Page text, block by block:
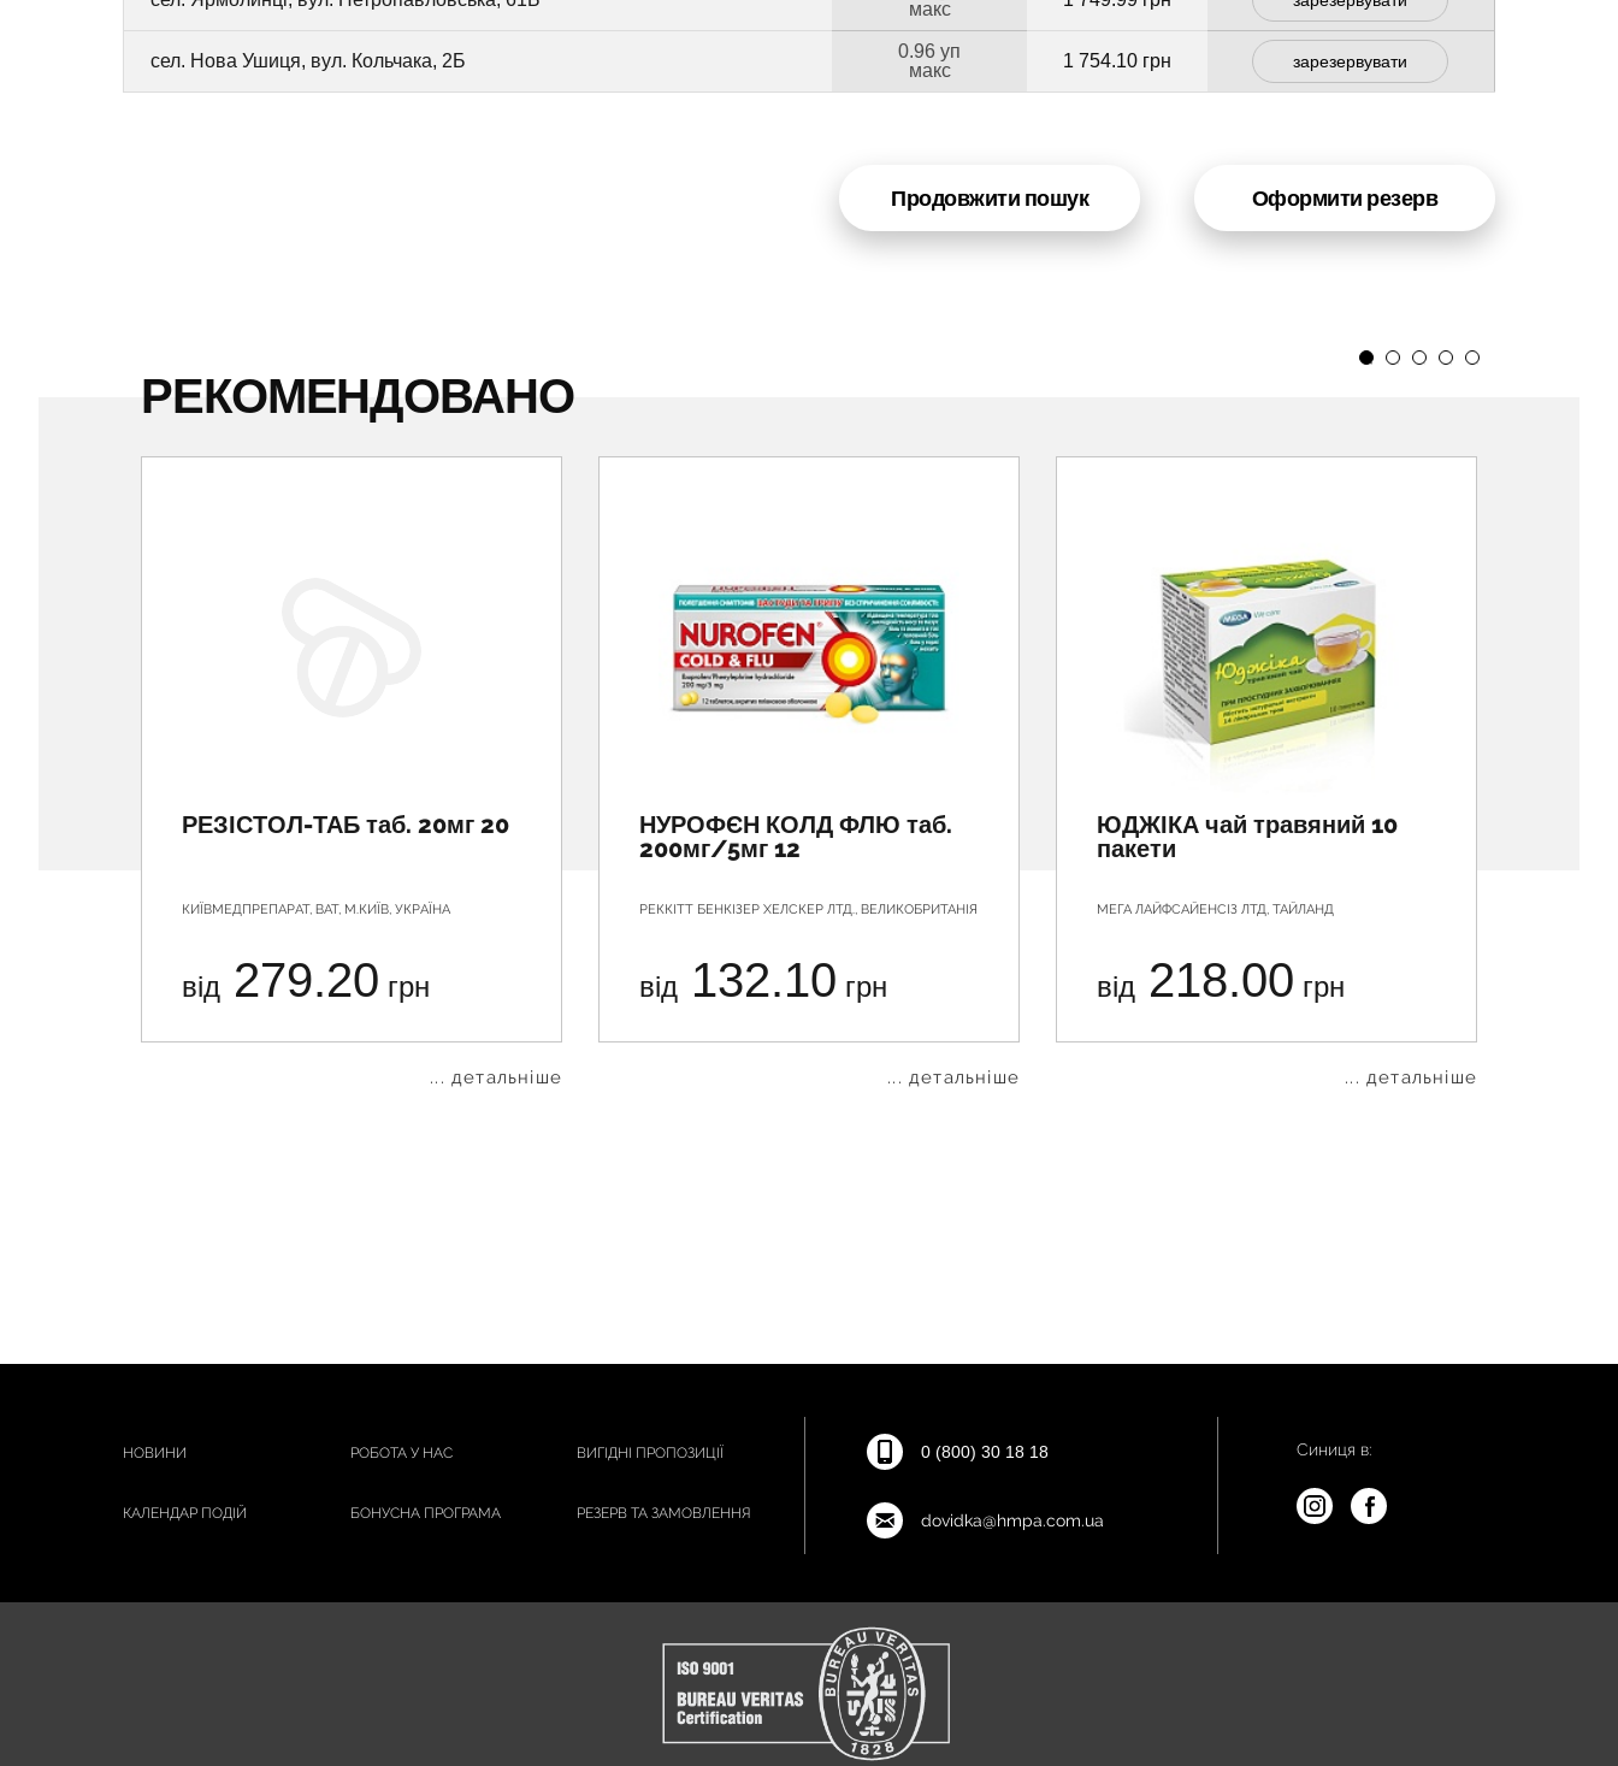
макс
сел. Нова Ушиця, вул. Кольчака, 2Б
0.96 уп
макс
1 754.10 грн зарезервувати
Продовжити пошук Оформити резерв
РЕКОМЕНДОВАНО
РЕЗІСТОЛ-ТАБ таб. 20мг 20
КИЇВМЕДПРЕПАРАТ, ВАТ, М.КИЇВ, УКРАЇНА
від 279.20 грн
... детальніше
НУРОФЄН КОЛД ФЛЮ таб.
200мг/5мг 12
РЕККІТТ БЕНКІЗЕР ХЕЛСКЕР ЛТД., ВЕЛИКОБРИТАНІЯ
від 132.10 грн
... детальніше
ЮДЖІКА чай травяний 10
пакети
МЕГА ЛАЙФСАЙЕНСІЗ ЛТД, ТАЙЛАНД
від 218.00 грн
... детальніше
НОВИНИ РОБОТА У НАС ВИГІДНІ ПРОПОЗИЦІЇ
КАЛЕНДАР ПОДІЙ БОНУСНА ПРОГРАМА РЕЗЕРВ ТА ЗАМОВЛЕННЯ
0 (800) 30 18 18
dovidka@hmpa.com.ua
Синиця в: